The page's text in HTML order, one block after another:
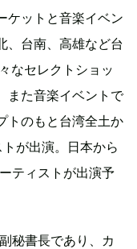
ケットと音楽イベン
、台南、高雄など台
なセレクトショッ
また音楽イベントで
トのもと台湾全土か
が出演。日本から
ティストが出演予
秘書長であり、カ